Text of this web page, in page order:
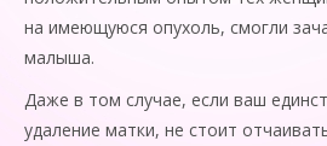
на имеющуюся опухоль, смогли
малыша.
Даже в том случае, если ваш
удаление матки, не стоит